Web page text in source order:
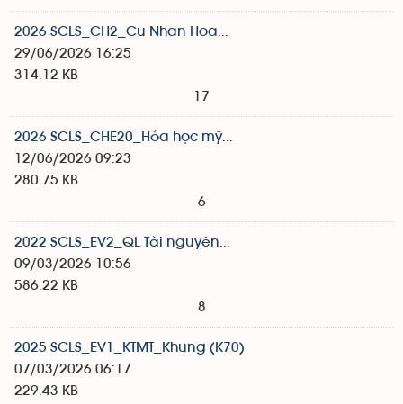
2026 SCLS_CH2_Cu Nhan Hoa...
29/06/2026 16:25
314.12 KB
17
2026 SCLS_CHE20_Hóa học mỹ...
12/06/2026 09:23
280.75 KB
6
2022 SCLS_EV2_QL Tài nguyên...
09/03/2026 10:56
586.22 KB
8
2025 SCLS_EV1_KTMT_Khung (K70)
07/03/2026 06:17
229.43 KB